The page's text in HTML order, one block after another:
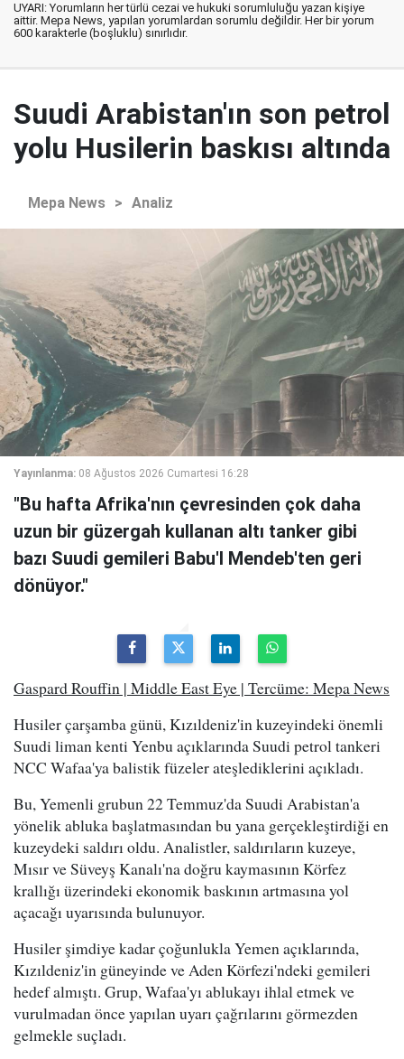
UYARI: Yorumların her türlü cezai ve hukuki sorumluluğu yazan kişiye
aittir. Mepa News, yapılan yorumlardan sorumlu değildir. Her bir yorum
600 karakterle (boşluklu) sınırlıdır.
Suudi Arabistan'ın son petrol
yolu Husilerin baskısı altında
Mepa News > Analiz
Yayınlanma: 08 Ağustos 2026 Cumartesi 16:28
"Bu hafta Afrika'nın çevresinden çok daha
uzun bir güzergah kullanan altı tanker gibi
bazı Suudi gemileri Babu'l Mendeb'ten geri
dönüyor."
Gaspard Rouffin | Middle East Eye | Tercüme: Mepa News
Husiler çarşamba günü, Kızıldeniz'in kuzeyindeki önemli
Suudi liman kenti Yenbu açıklarında Suudi petrol tankeri
NCC Wafaa'ya balistik füzeler ateşlediklerini açıkladı.
Bu, Yemenli grubun 22 Temmuz'da Suudi Arabistan'a
yönelik abluka başlatmasından bu yana gerçekleştirdiği en
kuzeydeki saldırı oldu. Analistler, saldırıların kuzeye,
Mısır ve Süveyş Kanalı'na doğru kaymasının Körfez
krallığı üzerindeki ekonomik baskının artmasına yol
açacağı uyarısında bulunuyor.
Husiler şimdiye kadar çoğunlukla Yemen açıklarında,
Kızıldeniz'in güneyinde ve Aden Körfezi'ndeki gemileri
hedef almıştı. Grup, Wafaa'yı ablukayı ihlal etmek ve
vurulmadan önce yapılan uyarı çağrılarını görmezden
gelmekle suçladı.